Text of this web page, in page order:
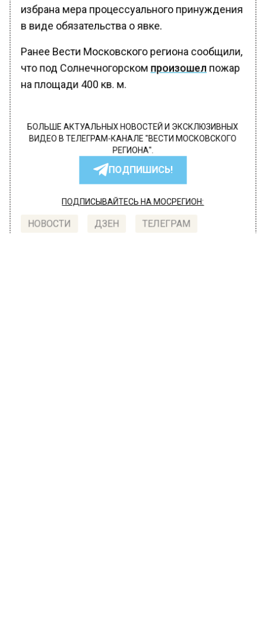
избрана мера процессуального принуждения
в виде обязательства о явке.
Ранее Вести Московского региона сообщили,
что под Солнечногорскомпроизошел пожар
на площади 400 кв. м.
БОЛЬШЕ АКТУАЛЬНЫХ НОВОСТЕЙ И ЭКСКЛЮЗИВНЫХ
ВИДЕО В ТЕЛЕГРАМ-КАНАЛЕ "ВЕСТИ МОСКОВСКОГО
РЕГИОНА".
ПОДПИШИСЬ!
ПОДПИСЫВАЙТЕСЬ НА МОСРЕГИОН:
НОВОСТИ ДЗЕН ТЕЛЕГРАМ